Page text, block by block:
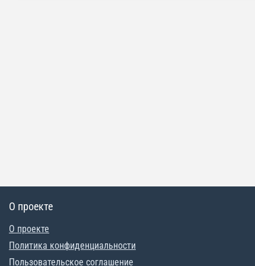
О проекте
О проекте
Политика конфиденциальности
Пользовательское соглашение